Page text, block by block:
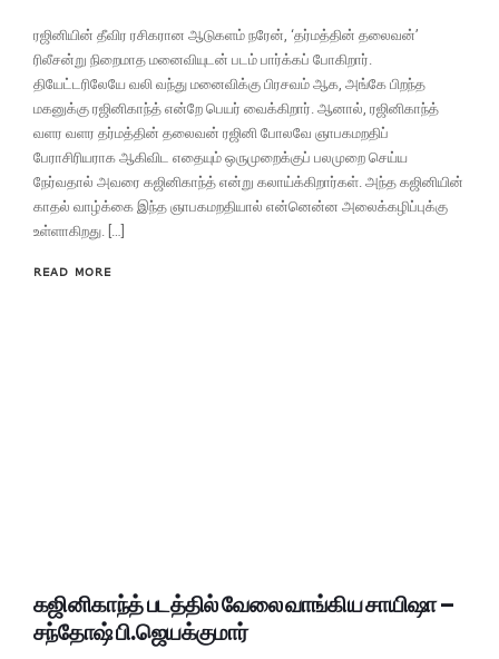
ரஜினியின் தீவிர ரசிகரான ஆடுகளம் நரேன், ‘தர்மத்தின் தலைவன்’
ரிலீசன்று நிறைமாத மனைவியுடன் படம் பார்க்கப் போகிறார்.
தியேட்டரிலேயே வலி வந்து மனைவிக்கு பிரசவம் ஆக, அங்கே பிறந்த
மகனுக்கு ரஜினிகாந்த் என்றே பெயர் வைக்கிறார். ஆனால், ரஜினிகாந்த்
வளர வளர தர்மத்தின் தலைவன் ரஜினி போலவே ஞாபகமறதிப்
பேராசிரியராக ஆகிவிட எதையும் ஒருமுறைக்குப் பலமுறை செய்ய
நேர்வதால் அவரை கஜினிகாந்த் என்று கலாய்க்கிறார்கள். அந்த கஜினியின்
காதல் வாழ்க்கை இந்த ஞாபகமறதியால் என்னென்ன அலைக்கழிப்புக்கு
உள்ளாகிறது. […]
READ MORE
கஜினிகாந்த் படத்தில் வேலை வாங்கிய சாயிஷா –
சந்தோஷ் பி.ஜெயக்குமார்